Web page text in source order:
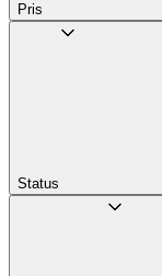
Pris
Status